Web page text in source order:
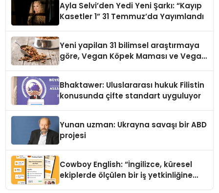
Ayla Selvi’den Yedi Yeni Şarkı: “Kayıp
Kasetler 1” 31 Temmuz’da Yayımlandı
Yeni yapilan 31 bilimsel araştırmaya
göre, Vegan Köpek Maması ve Vegan
Bhaktawer: Uluslararası hukuk Filistin
konusunda çifte standart uyguluyor
Yunan uzman: Ukrayna savaşı bir ABD
projesi
Cowboy English: “İngilizce, küresel
ekiplerde ölçülen bir iş yetkinliğine